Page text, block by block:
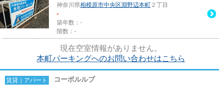
神奈川県相模原市中央区淵野辺本町 ２丁目
-
築年数：-
階数：-
現在空室情報がありません。
本町パーキングへのお問い合わせはこちら
賃貸｜アパート コーポルルブ